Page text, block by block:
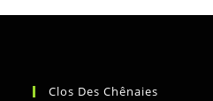
Clos Des Chênaies